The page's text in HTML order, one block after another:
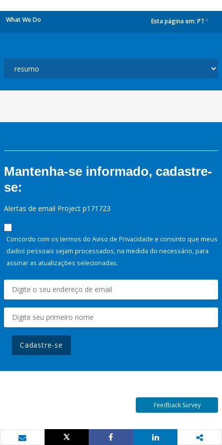
What We Do Esta página em: PT
Mantenha-se informado, cadastre-
se:
Alertas de email Project p171723
Concordo com os termos do Aviso de Privacidade e consinto que meus
dados pessoais sejam processados, na medida do necessário, para
assinar as atualizações selecionadas.
Cadastre-se
Feedback Survey